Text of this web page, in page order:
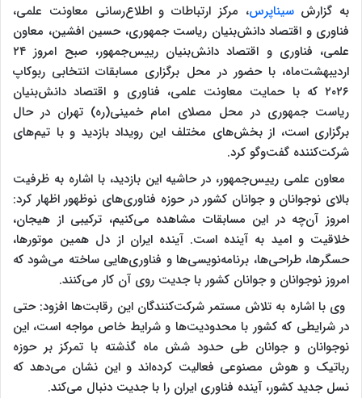
به گزارشسیناپرس، مرکز ارتباطات و اطلاع‌رسانی معاونت علمی،
فناوری و اقتصاد دانش‌بنیان ریاست جمهوری، حسین افشین، معاون
علمی، فناوری و اقتصاد دانش‌بنیان رییس‌جمهور، صبح امروز ۲۴
اردیبهشت‌ماه، با حضور در محل برگزاری مسابقات انتخابی ربوکاپ
۲۰۲۶ که با حمایت معاونت علمی، فناوری و اقتصاد دانش‌بنیان
ریاست جمهوری در محل مصلای امام خمینی(ره) تهران در حال
برگزاری است، از بخش‌های مختلف این رویداد بازدید و با تیم‌های
شرکت‌کننده گفت‌وگو کرد.
معاون علمی رییس‌جمهور، در حاشیه این بازدید، با اشاره به ظرفیت
بالای نوجوانان و جوانان کشور در حوزه فناوری‌های نوظهور اظهار کرد:
امروز آن‌چه در این مسابقات مشاهده می‌کنیم، ترکیبی از هیجان،
خلاقیت و امید به آینده است. آینده ایران از دل همین موتور‌ها،
حسگرها، طراحی‌ها، برنامه‌نویسی‌ها و فناوری‌هایی ساخته می‌شود که
امروز نوجوانان و جوانان کشور با جدیت روی آن کار می‌کنند.
وی با اشاره به تلاش مستمر شرکت‌کنندگان این رقابت‌ها افزود: حتی
در شرایطی که کشور با محدودیت‌ها و شرایط خاص مواجه است، این
نوجوانان و جوانان طی حدود شش ماه گذشته با تمرکز بر حوزه
رباتیک و هوش مصنوعی فعالیت کرده‌اند و این نشان می‌دهد که
نسل جدید کشور، آینده فناوری ایران را با جدیت دنبال می‌کند.